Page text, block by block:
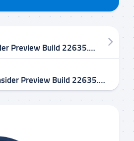
Windows 11 Insider Preview Build 22635.3140 KB5034851 no Canal Beta
Windows 11 Insider Preview Build 22635.3139 KB5034220 no Canal Beta